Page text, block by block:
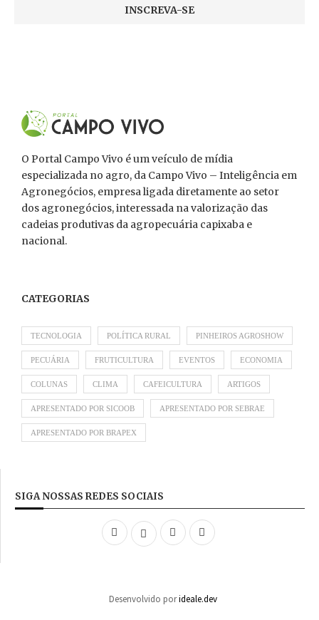
O Portal Campo Vivo é um veículo de mídia
especializada no agro, da Campo Vivo – Inteligência em
Agronegócios, empresa ligada diretamente ao setor
dos agronegócios, interessada na valorização das
cadeias produtivas da agropecuária capixaba e
nacional.
CATEGORIAS
TECNOLOGIA POLÍTICA RURAL PINHEIROS AGROSHOW
PECUÁRIA FRUTICULTURA EVENTOS ECONOMIA
COLUNAS CLIMA CAFEICULTURA ARTIGOS
APRESENTADO POR SICOOB APRESENTADO POR SEBRAE
APRESENTADO POR BRAPEX
SIGA NOSSAS REDES SOCIAIS
Desenvolvido porideale.dev